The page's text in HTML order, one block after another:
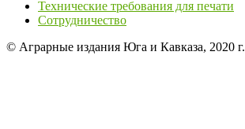
Технические требования для печати
Сотрудничество
© Аграрные издания Юга и Кавказа, 2020 г.